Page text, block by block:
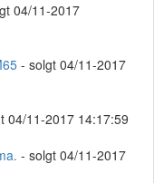
04/11-2017
- solgt 04/11-2017
04/11-2017 14:17:59
- solgt 04/11-2017